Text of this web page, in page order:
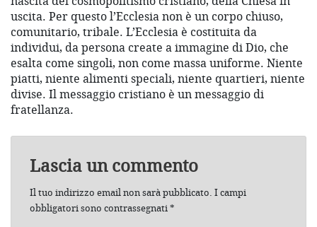
uscita. Per questo l’Ecclesia non è un corpo chiuso,
comunitario, tribale. L’Ecclesia è costituita da
individui, da persona create a immagine di Dio, che
esalta come singoli, non come massa uniforme. Niente
piatti, niente alimenti speciali, niente quartieri, niente
divise. Il messaggio cristiano è un messaggio di
fratellanza.
Lascia un commento
Il tuo indirizzo email non sarà pubblicato. I campi
obbligatori sono contrassegnati*